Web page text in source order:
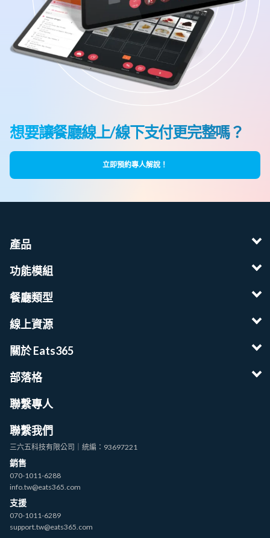
想要讓餐廳線上/線下支付更完整嗎？
立即預約專人解說！
產品
功能模組
餐廳類型
線上資源
關於 Eats365
部落格
聯繫專人
聯繫我們
三六五科技有限公司｜統編：93697221
銷售
070-1011-6288
info.tw@eats365.com
支援
070-1011-6289
support.tw@eats365.com